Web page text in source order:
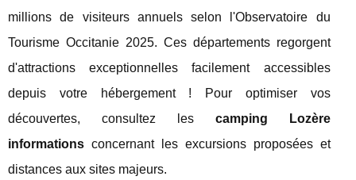
millions de visiteurs annuels selon l'Observatoire du
Tourisme Occitanie 2025. Ces départements regorgent
d'attractions exceptionnelles facilement accessibles
depuis votre hébergement ! Pour optimiser vos
découvertes, consultez les camping Lozère
informations concernant les excursions proposées et
distances aux sites majeurs.